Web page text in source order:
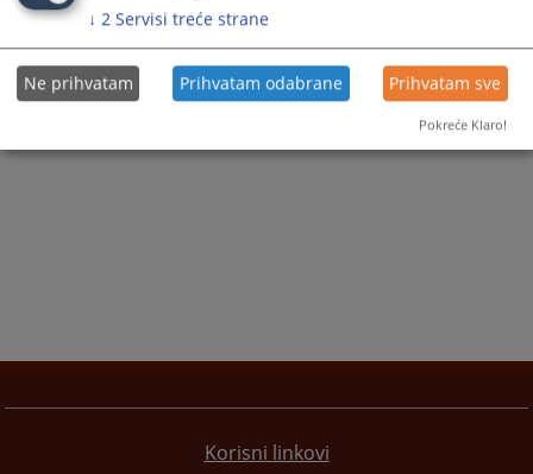
Korisni linkovi
↓ 2 Servisi treće strane
Ne prihvatam Prihvatam odabrane Prihvatam sve
Pokreće Klaro!